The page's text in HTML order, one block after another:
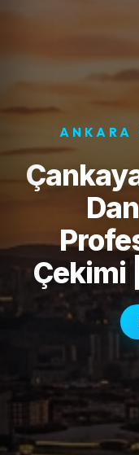
ANKARA
Çekimi